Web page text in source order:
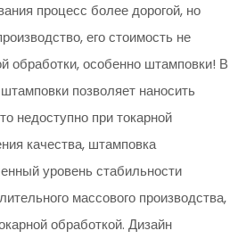
процесс более дорогой, но
его стоимость не
обработки, особенно штамповки! В
позволяет наносить
недоступно при токарной
качества, штамповка
уровень стабильности
массового производства,
обработкой. Дизайн